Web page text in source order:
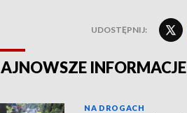
UDOSTĘPNIJ:
INFORMACJE
NA DROGACH